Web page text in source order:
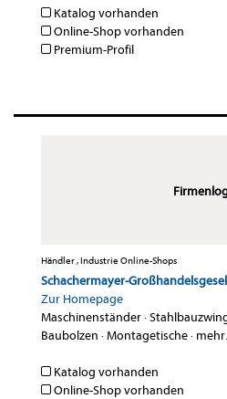
Katalog vorhanden
Online-Shop vorhanden
Premium-Profil
Händler , Industrie Online-Shops
Schachermayer-
Zur Homepage
Maschinenständer·
Baubolzen ·Montagetische·
Katalog vorhanden
Online-Shop vorhanden